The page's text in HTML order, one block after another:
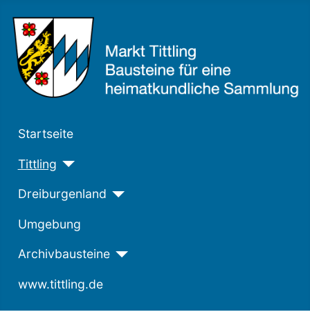
Startseite
Tittling
Dreiburgenland
Umgebung
Archivbausteine
www.tittling.de